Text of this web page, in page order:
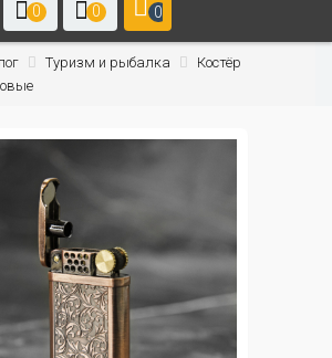
0 0 0
Туризм и рыбалка
Костёр